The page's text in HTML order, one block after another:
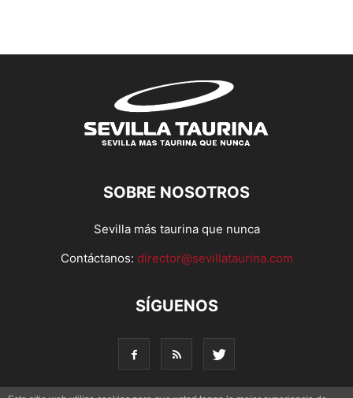
SOBRE NOSOTROS
Sevilla más taurina que nunca
Contáctanos: director@sevillataurina.com
SÍGUENOS